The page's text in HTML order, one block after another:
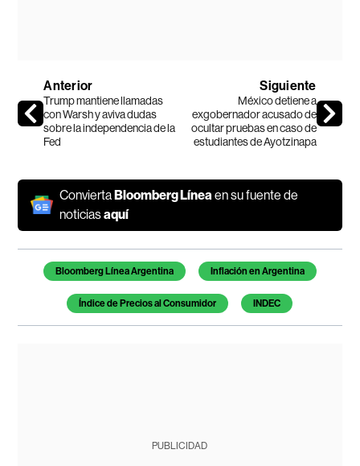
Anterior
Trump mantiene llamadas
con Warsh y aviva dudas
sobre la independencia de la
Fed
Siguiente
México detiene a
exgobernador acusado de
ocultar pruebas en caso de
estudiantes de Ayotzinapa
ConviertaBloomberg Línea en su fuente de
noticiasaquí
Temas de este artículo
Bloomberg Línea Argentina Inflación en Argentina
Índice de Precios al Consumidor INDEC
PUBLICIDAD